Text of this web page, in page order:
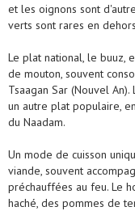
et les oignons sont
verts sont rares en
Le plat national, le buuz,
de mouton, souvent
Tsaagan Sar (Nouvel
un autre plat populaire,
du Naadam.
Un mode de cuisson
viande, souvent
préchauffées au feu. Le
haché, des pommes de